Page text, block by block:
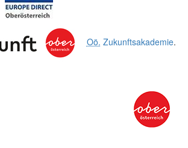
Oö. Zukunftsakademie.